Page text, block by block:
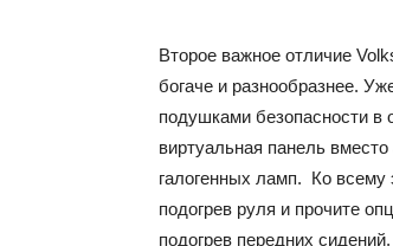
Второе важное отличие
богаче и разнообразнее.
подушками безопасности в
виртуальная панель
галогенных ламп. Ко всему
подогрев руля и прочите
подогрев передних сидений.